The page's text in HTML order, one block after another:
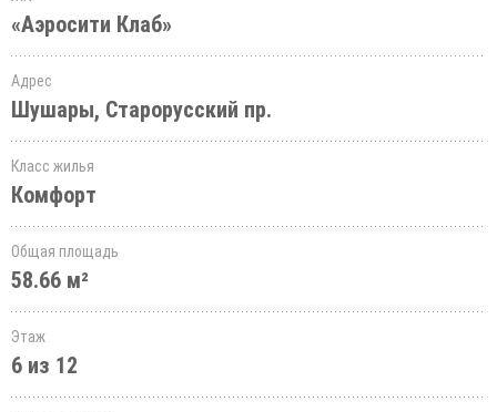
«Аэросити Клаб»
Адрес
Шушары, Старорусский пр.
Класс жилья
Комфорт
Общая площадь
58.66 м²
Этаж
6 из 12